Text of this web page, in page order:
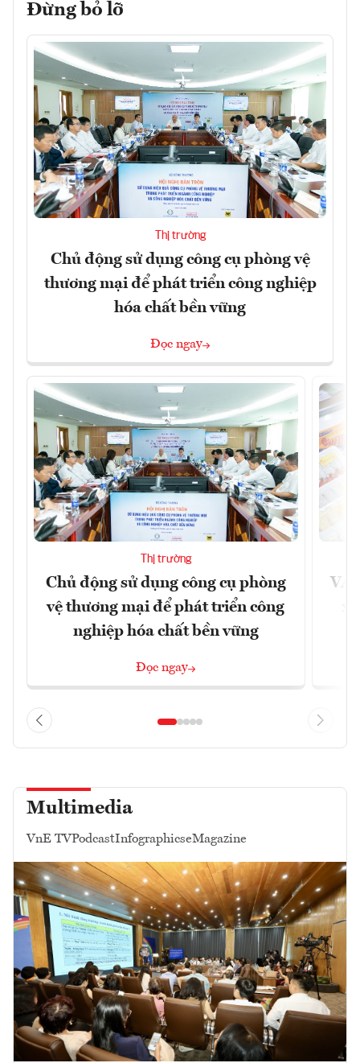
Đừng bỏ lỡ
Thị trường
Chủ động sử dụng công cụ phòng vệ
thương mại để phát triển công nghiệp
hóa chất bền vững
Đọc ngay
Thị trường
Chủ động sử dụng công cụ phòng
vệ thương mại để phát triển công
nghiệp hóa chất bền vững
Đọc ngay
Multimedia
VnE TVPodcastInfographicseMagazine